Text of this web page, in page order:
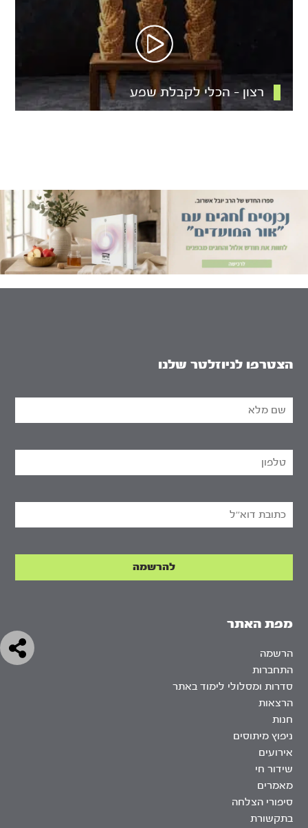
רצון – הכלי לקבלת שפע
מפת האתר
הרשמה
התחברות
סדרות ומסלולי לימוד באתר
הרצאות
חנות
ניפוץ מיתוסים
אירועים
שידור חי
מאמרים
סיפורי הצלחה
בתקשורת
הצטרפו לניוזלטר שלנו